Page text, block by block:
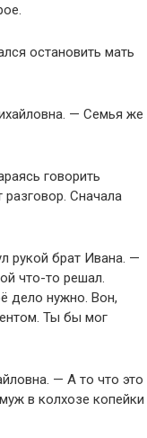
остановить мать
— Семья же
говорить
Сначала
рукой брат Ивана. —
что-то решал.
дело нужно. Вон,
Ты бы мог
— А то что это
в колхозе копейки